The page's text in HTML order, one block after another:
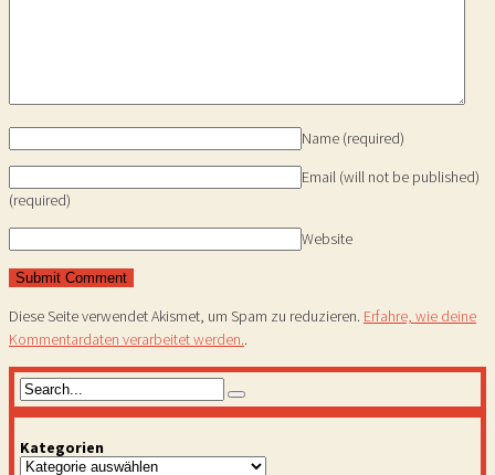
Name (required)
Email (will not be published)
(required)
Website
Diese Seite verwendet Akismet, um Spam zu reduzieren. Erfahre, wie deine
Kommentardaten verarbeitet werden..
Kategorien
Kategorien